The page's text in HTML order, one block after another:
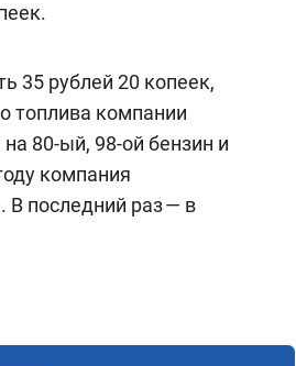
35 рублей 20 копеек,
топлива компании
80-ый, 98-ой бензин и
компания
последний раз — в